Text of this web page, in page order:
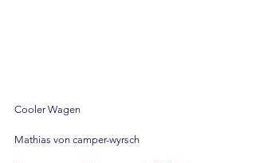
Cooler Wagen
Mathias von camper-wyrsch